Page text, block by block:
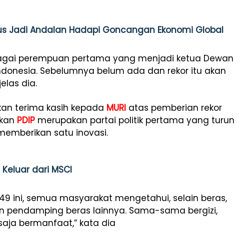
Jadi Andalan Hadapi Goncangan Ekonomi Global
perempuan pertama yang menjadi ketua Dewan
Sebelumnya belum ada dan rekor itu akan
dia.
terima kasih kepada MURI atas pemberian rekor
PDIP merupakan partai politik pertama yang turun
satu inovasi.
dari MSCI
ini, semua masyarakat mengetahui, selain beras,
pendamping beras lainnya. Sama-sama bergizi,
bermanfaat,” kata dia